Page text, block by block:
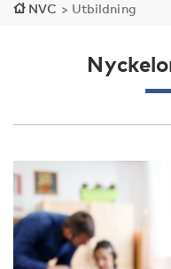
NVC > Utbildning